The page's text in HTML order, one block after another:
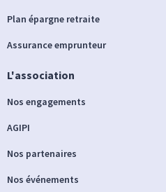
Plan épargne retraite
Assurance emprunteur
L'association
Nos engagements
AGIPI
Nos partenaires
Nos événements